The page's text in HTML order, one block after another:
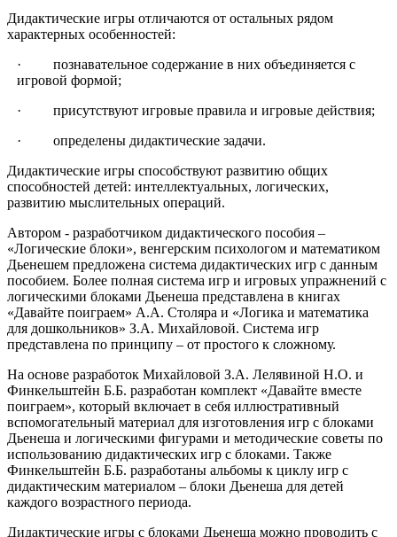
Дидактические игры отличаются от остальных рядом
характерных особенностей:
· познавательное содержание в них объединяется с
игровой формой;
· присутствуют игровые правила и игровые действия;
· определены дидактические задачи.
Дидактические игры способствуют развитию общих
способностей детей: интеллектуальных, логических,
развитию мыслительных операций.
Автором - разработчиком дидактического пособия –
«Логические блоки», венгерским психологом и математиком
Дьенешем предложена система дидактических игр с данным
пособием. Более полная система игр и игровых упражнений с
логическими блоками Дьенеша представлена в книгах
«Давайте поиграем» А.А. Столяра и «Логика и математика
для дошкольников» З.А. Михайловой. Система игр
представлена по принципу – от простого к сложному.
На основе разработок Михайловой З.А. Лелявиной Н.О. и
Финкельштейн Б.Б. разработан комплект «Давайте вместе
поиграем», который включает в себя иллюстративный
вспомогательный материал для изготовления игр с блоками
Дьенеша и логическими фигурами и методические советы по
использованию дидактических игр с блоками. Также
Финкельштейн Б.Б. разработаны альбомы к циклу игр с
дидактическим материалом – блоки Дьенеша для детей
каждого возрастного периода.
Дидактические игры с блоками Дьенеша можно проводить с